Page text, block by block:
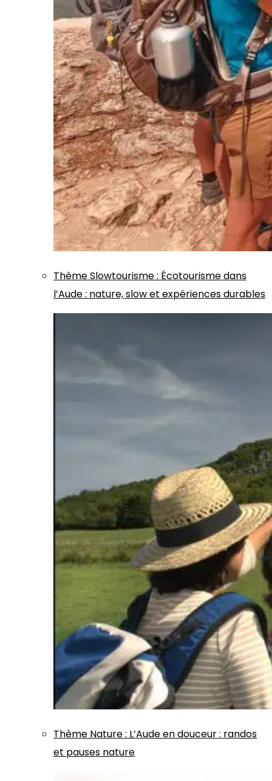
ThèmeSlowtourisme: Écotourisme dans
l’Aude : nature, slow et expériences durables
Thème Nature: L’Aude en douceur : randos
et pauses nature